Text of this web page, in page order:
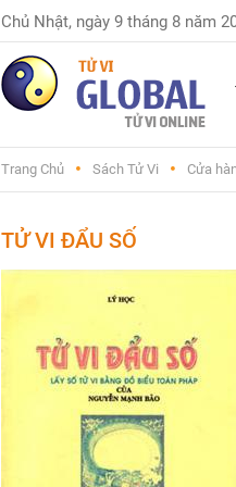
Chủ Nhật, ngày 9 tháng 8 năm
Trang Chủ Sách Tử Vi Cửa
TỬ VI ĐẨU SỐ